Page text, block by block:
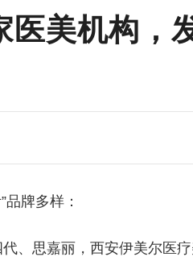
医美机构，
牌多样：
、思嘉丽，西安伊美尔医